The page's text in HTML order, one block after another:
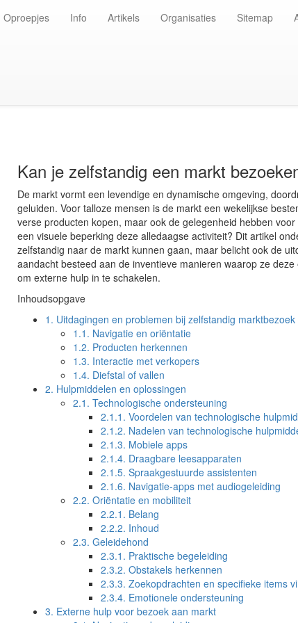
Oproepjes Info Artikels Organisaties Sitemap
Kan je zelfstandig een markt
De markt vormt een levendige en dynamische omgeving,
geluiden. Voor talloze mensen is de markt een wekelijkse
verse producten kopen, maar ook de gelegenheid hebben
een visuele beperking deze alledaagse activiteit? Dit artikel
zelfstandig naar de markt kunnen gaan, maar belicht ook de
aandacht besteed aan de inventieve manieren waarop ze
om externe hulp in te schakelen.
Inhoudsopgave
1. Uitdagingen en problemen bij zelfstandig marktbezoek
1.1. Navigatie en oriëntatie
1.2. Producten herkennen
1.3. Interactie met verkopers
1.4. Diefstal of vallen
2. Hulpmiddelen en oplossingen
2.1. Technologische ondersteuning
2.1.1. Voordelen van technologische
2.1.2. Nadelen van technologische
2.1.3. Mobiele apps
2.1.4. Draagbare leesapparaten
2.1.5. Spraakgestuurde assistenten
2.1.6. Navigatie-apps met audiogeleiding
2.2. Oriëntatie en mobiliteit
2.2.1. Belang
2.2.2. Inhoud
2.3. Geleidehond
2.3.1. Praktische begeleiding
2.3.2. Obstakels herkennen
2.3.3. Zoekopdrachten en specifieke items
2.3.4. Emotionele ondersteuning
3. Externe hulp voor bezoek aan markt